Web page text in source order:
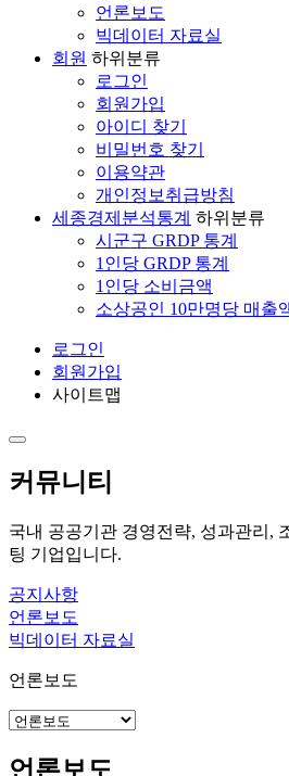
언론보도
빅데이터 자료실
회원 하위분류
로그인
회원가입
아이디 찾기
비밀번호 찾기
이용약관
개인정보취급방침
세종경제분석통계 하위분류
시군구 GRDP 통계
1인당 GRDP 통계
1인당 소비금액
소상공인 10만명당 매출
로그인
회원가입
사이트맵
커뮤니티
국내 공공기관 경영전략, 성과관리,
팅 기업입니다.
공지사항
언론보도
빅데이터 자료실
언론보도
언론보도